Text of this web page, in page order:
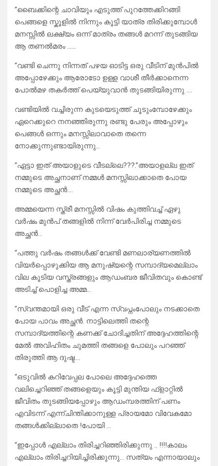
“ബൈക്കിന്റെ ചാവിയും എടുത്ത് പുറത്തേക്കിറങ്ങി
പെങ്ങളെ സ്കൂളിൽ നിന്നും കൂട്ടി യാത്ര തിരിക്കുമ്പോൾ
മനസ്സിൽ ലക്ഷ്യം ഒന്ന് മാത്രം തങ്ങൾ മറന്ന് തുടങ്ങിയ
ആ തണൽമരം ……
“വണ്ടി ചെന്നു നിന്നത് പഴയ ഓടിട്ട ഒരു വീടിന് മുൻപിൽ
അപ്പോഴേക്കും ആരോടോ ഉള്ള വാശീ തീർക്കാനെന്ന
പോൽമഴ തകർത്ത് പെയ്യുവാൻ തുടങ്ങിയിരുന്നു ….
വണ്ടിയിൽ വച്ചിരുന്ന കുടയെടുത്ത് ചൂടുംമ്പോഴേക്കും
ഏറെക്കുറെ നനഞ്ഞിരുന്നു രണ്ടു പേരും അപ്പോഴും
പെങ്ങൾ ഒന്നും മനസ്സിലാവാതെ തന്നെ
നോക്കുന്നുണ്ടായിരുന്നു…
“ഏട്ടാ ഇത് അയാളുടെ വീടല്ലെ???.”അയാളല്ല ഇത്
നമ്മുടെ അച്ഛനാണ് നമ്മൾ മനസ്സിലാക്കാതെ പോയ
നമ്മുടെ അച്ഛൻ….
അമ്മയെന്ന സ്ത്രീ മനസ്സിൽ വിഷം കുത്തിവച്ച് ഏഴു
വർഷം മുൻപ് തങ്ങളിൽ നിന്ന് വേർപിരിച്ച നമ്മുടെ
അച്ഛൻ…
“പത്തു വർഷം തങ്ങൾക്ക് വേണ്ടി മണലാര്യണത്തിൽ
വിയർപ്പൊഴുക്കിയ ആ മനുഷ്യന്റെ സമ്പാദ്യമെല്ലാം
വില കൂടിയ വസ്ത്രങ്ങളും ആഡംബര ജീവിതവും കൊണ്ട്
അടിച്ച് പൊളിച്ച അമ്മ…
“സ്വന്തമായി ഒരു വീട് എന്ന സ്വപ്നംപോലും നടക്കാതെ
പോയ പാവം അച്ഛൻ. നാട്ടിലെത്തി തന്റെ
സമ്പാദ്യത്തിന്റെ കണക്ക് ചോദിച്ചതിന് അദ്ദേഹത്തിന്റെ
മേൽ അവിഹിതം ചുമത്തി തങ്ങളെ പോലും പറഞ്ഞ്
തിരുത്തി ആ ദുഷ്ട….
“ഒടുവിൽ കറിവേപ്പല പോലെ അദ്ദേഹത്തെ
വലിച്ചെറിഞ്ഞ് തങ്ങളെയും കൂട്ടി മുന്തിയ ഫ്ളാറ്റിൽ
ജീവിതം തുടങ്ങിയപ്പോഴും ആഡംമ്പരത്തിന് പണം
എവിടന്ന് എന്ന്ചിന്തിക്കാനുള്ള പ്രായമോ വിവേകമോ
തങ്ങൾക്കില്ലാതെ !പോയി …
“ഇപ്പോൾ എല്ലാം തിരിച്ചറിഞ്ഞിരിക്കുന്നു .. !!!!കാലം
എല്ലാം തിരിച്ചറിയിച്ചിരിക്കുന്നു… സത്യം എന്നായാലും